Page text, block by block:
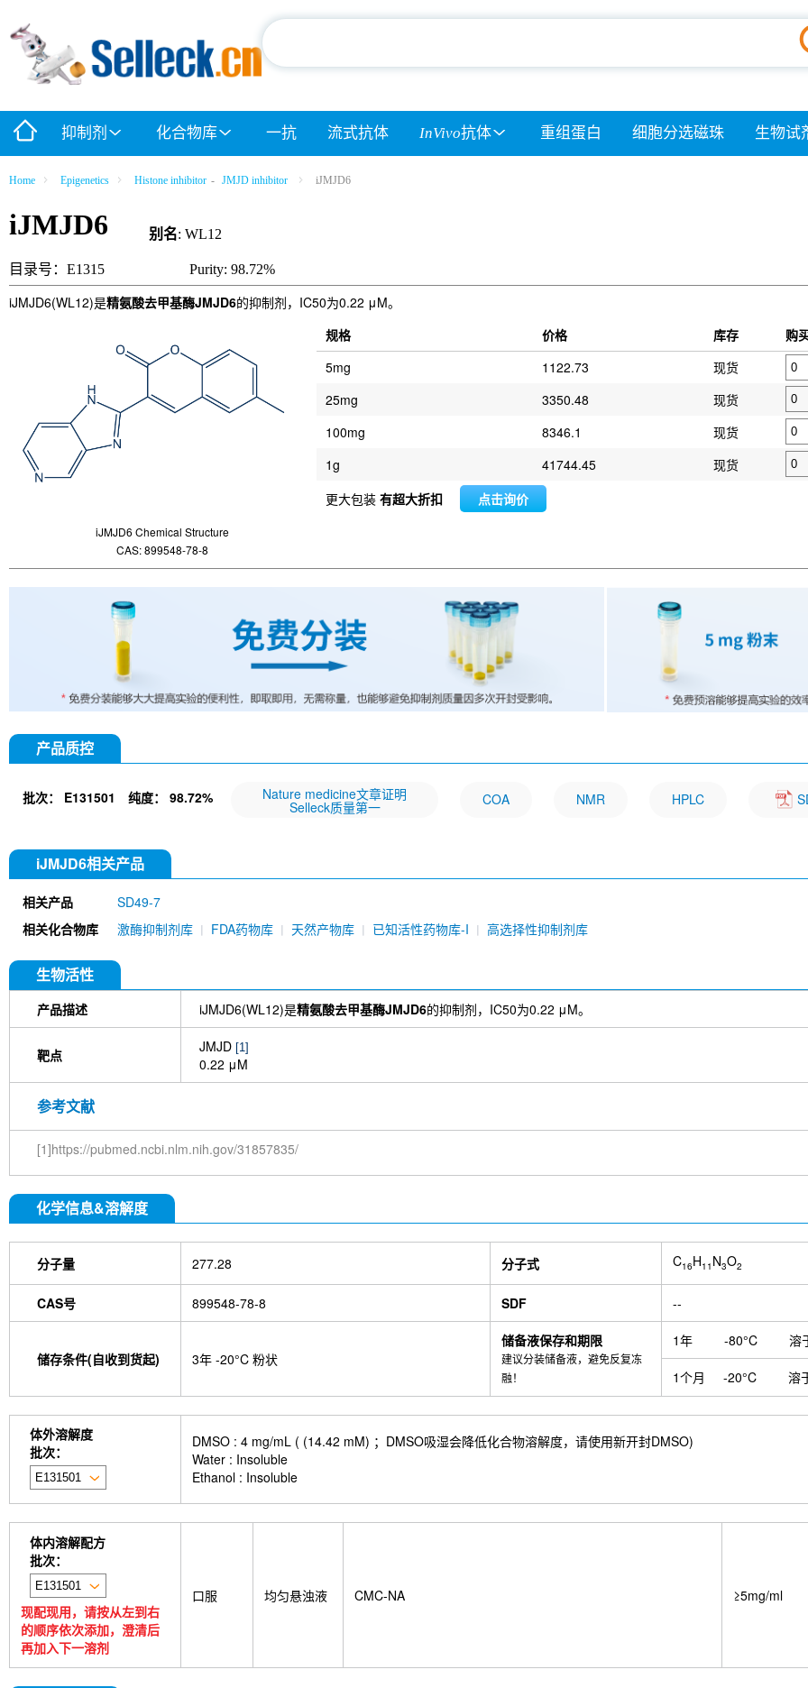
抑制剂 化合物库 一抗 流式抗体 InVivo抗体 重组蛋白 细胞分选磁珠 生物试
Home Epigenetics Histone inhibitor - JMJD inhibitor iJMJD6
iJMJD6 别名: WL12
目录号：E1315 Purity: 98.72%
iJMJD6(WL12)是精氨酸去甲基酶JMJD6的抑制剂，IC50为0.22 μM。
iJMJD6 Chemical Structure
CAS: 899548-78-8
规格 价格 库存
购
5mg
1122.73
现货
25mg
3350.48
现货
100mg
8346.1
现货
1g
41744.45
现货
更大包装 有超大折扣 点击询价
产品质控
批次： E131501 纯度： 98.72% Nature medicine文章证明
Selleck质量第一 COA NMR HPLC
iJMJD6相关产品
相关产品
SD49-7
相关化合物库
激酶抑制剂库 FDA药物库 天然产物库 已知活性药物库-I 高选择性抑制剂库
生物活性
产品描述 iJMJD6(WL12)是精氨酸去甲基酶JMJD6的抑制剂，IC50为0.22 μM。
靶点 JMJD [1]
0.22 μM
参考文献
[1]https://pubmed.ncbi.nlm.nih.gov/31857835/
化学信息&溶解度
分子量 277.28 分子式 C16H11 N3O2
CAS号 899548-78-8 SDF --
储存条件(自收到货起) 3年 -20°C 粉状
储备液保存和期限
建议分装储备液，避免反复冻
融！
1年 -80°C 溶
1个月 -20°C 溶
体外溶解度
批次：
DMSO : 4 mg/mL ( (14.42 mM) ；DMSO吸湿会降低化合物溶解度，请使用新开封DMSO)
Water : Insoluble
Ethanol : Insoluble
体内溶解配方
批次：
现配现用，请按从左到右
的顺序依次添加，澄清后
再加入下一溶剂
口服 均匀悬浊液 CMC-NA ≥5mg/ml